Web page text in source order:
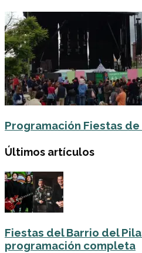
Programación Fiestas de
Últimos artículos
Fiestas del Barrio del
programación completa